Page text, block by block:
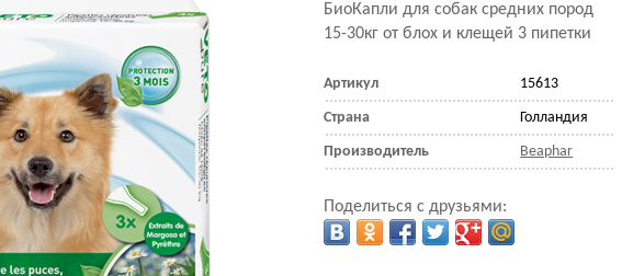
БиоКапли для собак средних пород
15-30кг от блох и клещей 3 пипетки
Артикул 15613
Страна Голландия
Производитель Beaphar
Поделиться с друзьями: